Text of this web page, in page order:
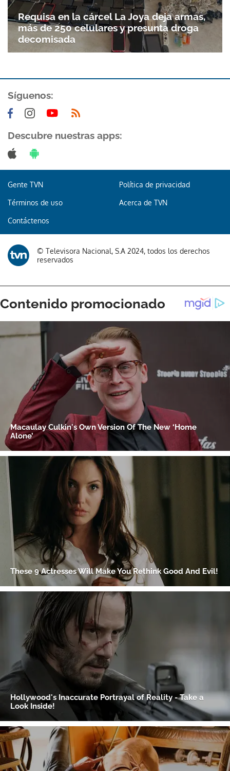
Requisa en la cárcel La Joya deja armas,
más de 250 celulares y presunta droga
decomisada
Síguenos:
Descubre nuestras apps:
Gente TVN Política de privacidad
Términos de uso Acerca de TVN
Contáctenos
© Televisora Nacional, S.A 2024, todos los derechos
reservados